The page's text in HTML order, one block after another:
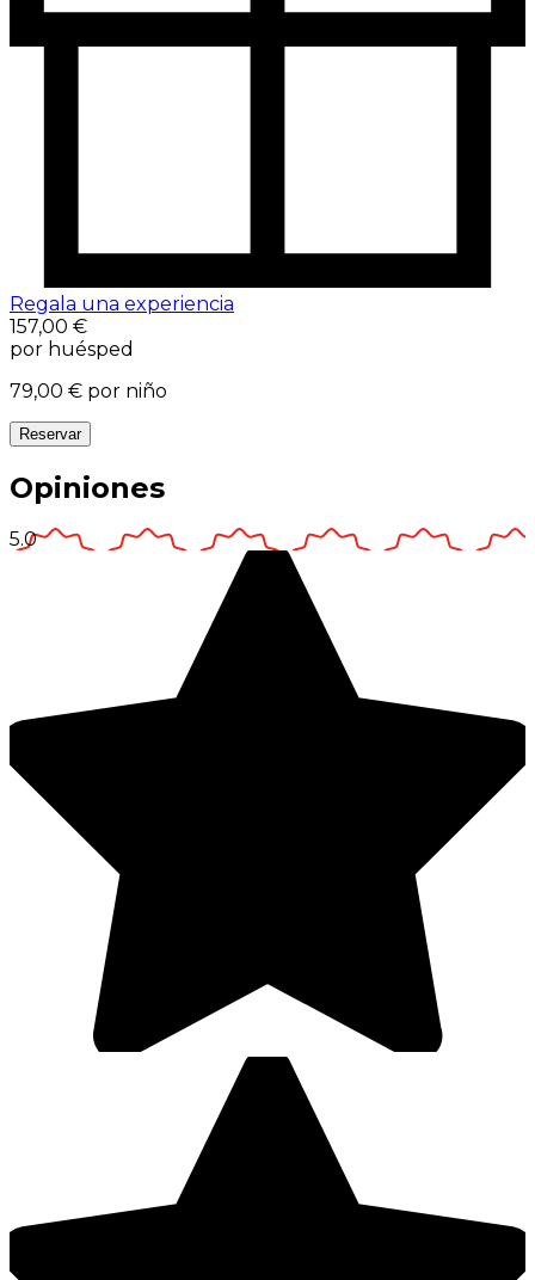
Regala una experiencia
157,00 €
por huésped
79,00 € por niño
Reservar
Opiniones
5.0